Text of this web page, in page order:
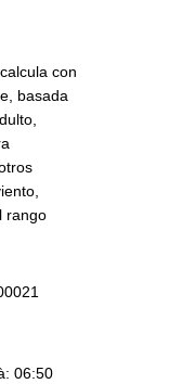
con
basada
rango
06:50